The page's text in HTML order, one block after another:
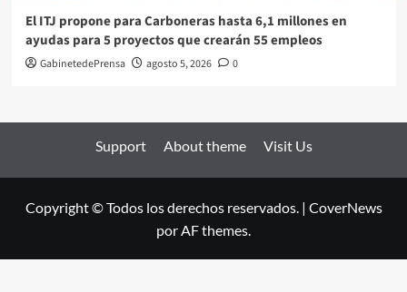
El ITJ propone para Carboneras hasta 6,1 millones en
ayudas para 5 proyectos que crearán 55 empleos
GabinetedePrensa agosto 5, 2026 0
Support About theme Visit Us
Copyright © Todos los derechos reservados. | CoverNews
por AF themes.